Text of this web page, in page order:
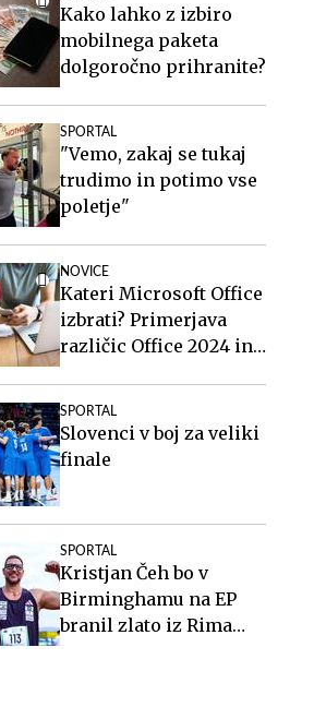
Kako lahko z izbiro
mobilnega paketa
dolgoročno prihranite?
SPORTAL
"Vemo, zakaj se tukaj
trudimo in potimo vse
poletje"
NOVICE
Kateri Microsoft Office
izbrati? Primerjava
različic Office 2024 in
SPORTAL
Slovenci v boj za veliki
finale
SPORTAL
Kristjan Čeh bo v
Birminghamu na EP
branil zlato iz Rima